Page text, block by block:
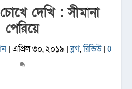
দেখি : সীমানা
পেরিয়ে
| এপ্রিল ৩০, ২০১৯ |ব্লগ,রিভিউ| 0